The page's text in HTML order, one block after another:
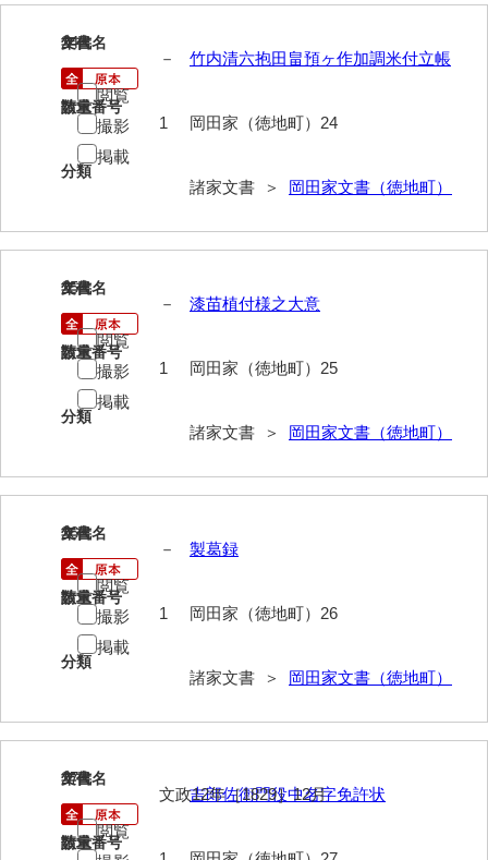
宇野家文書
馬屋原家文書
梅村明文書
江浪家文書
恵良宏収集文書
相木家文書
大田家文書
大中家文書
大中家文書（神奈川県）
大野毛利家文書
大村益次郎文書
岡家文書（周南市）
岡田家文書（徳地町）
岡田家文書（萩市）
24
文書名
竹内清六抱田畠預ヶ作加調米付立帳
請求番号
岡田家（徳地町）24
分類
諸家文書 ＞ 岡田家文書（徳地町）
年代
－
数量
1
閲覧
撮影
掲載
25
文書名
漆苗植付様之大意
請求番号
岡田家（徳地町）25
分類
諸家文書 ＞ 岡田家文書（徳地町）
年代
－
数量
1
閲覧
撮影
掲載
26
文書名
製葛録
請求番号
岡田家（徳地町）26
分類
諸家文書 ＞ 岡田家文書（徳地町）
年代
－
数量
1
閲覧
撮影
掲載
27
文書名
吉郎佐衛門役中名字免許状
請求番号
年代
文政12年［1829］12月
数量
閲覧